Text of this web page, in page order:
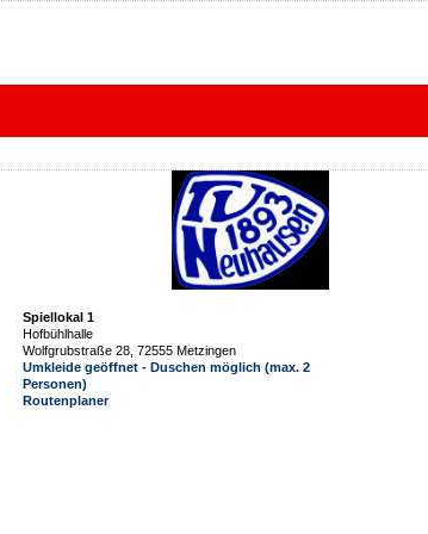
Spiellokal 1
Hofbühlhalle
Wolfgrubstraße 28, 72555 Metzingen
Umkleide geöffnet - Duschen möglich (max. 2
Personen)
Routenplaner